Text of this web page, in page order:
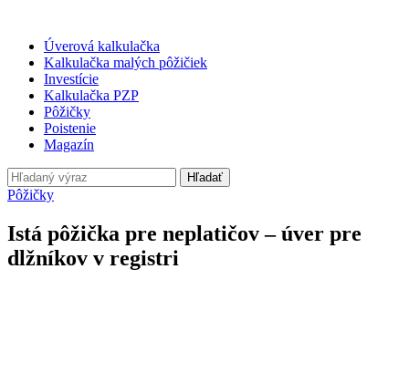
Úverová kalkulačka
Kalkulačka malých pôžičiek
Investície
Kalkulačka PZP
Pôžičky
Poistenie
Magazín
Hľadať
Pôžičky
Istá pôžička pre neplatičov – úver pre
dlžníkov v registri